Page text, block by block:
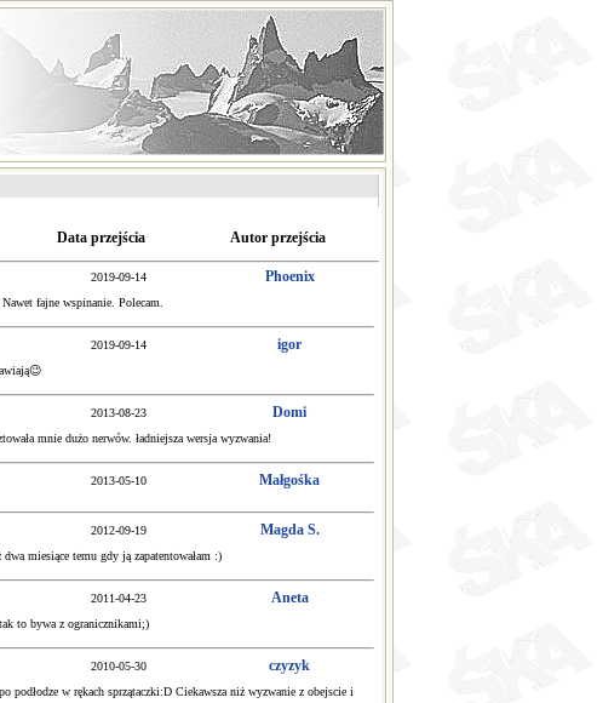
Data przejścia Autor przejścia
2019-09-14 Phoenix
fajne wspinanie. Polecam.
2019-09-14 igor
2013-08-23 Domi
mnie dużo nerwów. ładniejsza wersja wyzwania!
2013-05-10 Małgośka
2012-09-19 Magda S.
miesiące temu gdy ją zapatentowałam :)
2011-04-23 Aneta
to bywa z ogranicznikami;)
2010-05-30 czyzyk
podłodze w rękach sprzątaczki:D Ciekawsza niż wyzwanie z obejscie i